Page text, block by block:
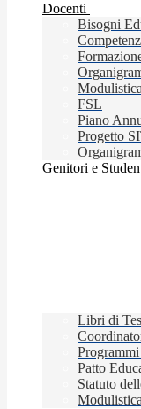
Docenti
Bisogni
Modulistica
FSL
Piano
Progetto
Genitori e
Libri di
Patto
Statuto